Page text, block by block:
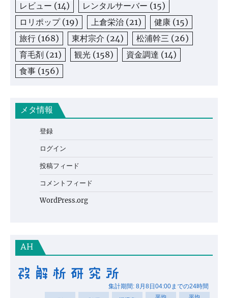
レビュー (14) レンタルサーバー (15)
ロリポップ(19) 上倉栄治 (21) 健康 (15)
旅行 (168) 東村宗介 (24) 松浦幹三 (26)
育毛剤 (21) 観光 (158) 資金調達 (14)
食事 (156)
メタ情報
登録
ログイン
投稿フィード
コメントフィード
WordPress.org
AH